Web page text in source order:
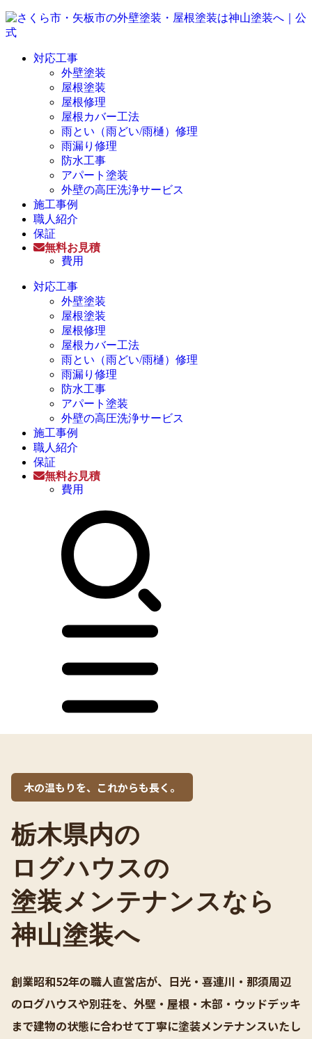
対応工事
外壁塗装
屋根塗装
屋根修理
屋根カバー工法
雨とい（雨どい/雨樋）修理
雨漏り修理
防水工事
アパート塗装
外壁の高圧洗浄サービス
施工事例
職人紹介
保証
無料お見積
費用
対応工事
外壁塗装
屋根塗装
屋根修理
屋根カバー工法
雨とい（雨どい/雨樋）修理
雨漏り修理
防水工事
アパート塗装
外壁の高圧洗浄サービス
施工事例
職人紹介
保証
無料お見積
費用
木の温もりを、これからも長く。
栃木県内の
ログハウスの
塗装メンテナンスなら
神山塗装へ
創業昭和52年の職人直営店が、日光・喜連川・那須周辺
のログハウスや別荘を、外壁・屋根・木部・ウッドデッキ
まで建物の状態に合わせて丁寧に塗装メンテナンスいたし